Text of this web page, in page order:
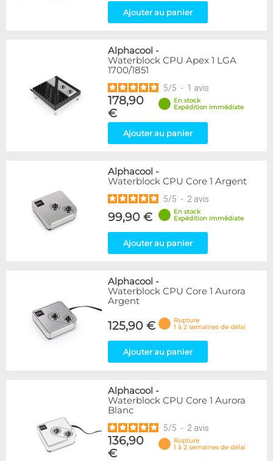
Ajouter au panier
Alphacool -
Waterblock CPU Apex 1 LGA
1700/1851
5/5 - 1 avis
178,90
€
En stock
Expédition immédiate
Ajouter au panier
Alphacool -
Waterblock CPU Core 1 Argent
5/5 - 2 avis
99,90 €
En stock
Expédition immédiate
Ajouter au panier
Alphacool -
Waterblock CPU Core 1 Aurora
Argent
125,90 €
Rupture
1 à 2 semaines de délai
Ajouter au panier
Alphacool -
Waterblock CPU Core 1 Aurora
Blanc
5/5 - 2 avis
136,90
€
Rupture
1 à 2 semaines de délai